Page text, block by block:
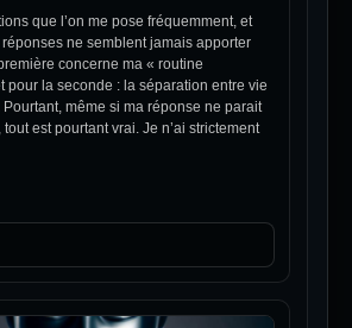
que l’on me pose fréquemment, et
ne semblent jamais apporter
concerne ma « routine
pour la seconde : la séparation entre vie
même si ma réponse ne parait
est pourtant vrai. Je n’ai strictement